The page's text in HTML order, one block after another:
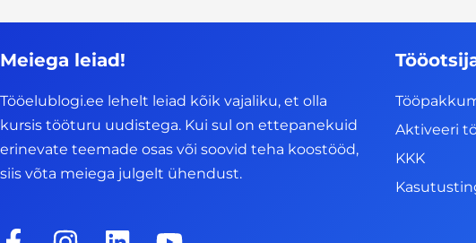
Meiega leiad!
Tööelublogi.ee lehelt leiad kõik vajaliku, et olla
kursis tööturu uudistega. Kui sul on ettepanekuid
erinevate teemade osas või soovid teha koostööd,
siis võta meiega julgelt ühendust.
Aktiveeri
KKK